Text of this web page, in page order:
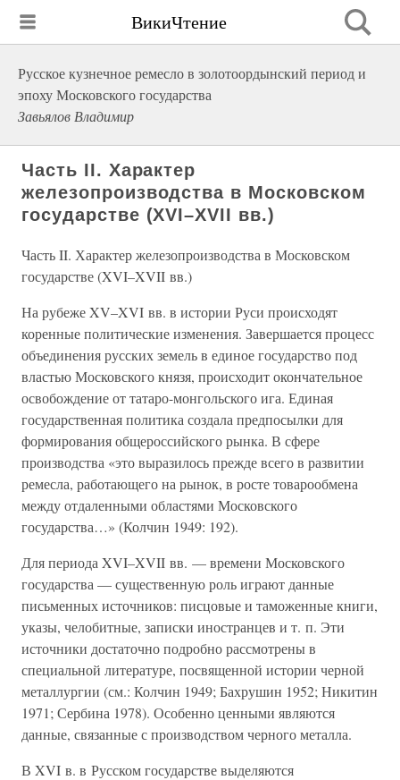
ВикиЧтение
Русское кузнечное ремесло в золотоордынский период и
эпоху Московского государства
Завьялов Владимир
Часть II. Характер
железопроизводства в Московском
государстве (XVI–XVII вв.)
Часть II. Характер железопроизводства в Московском
государстве (XVI–XVII вв.)
На рубеже XV–XVI вв. в истории Руси происходят
коренные политические изменения. Завершается процесс
объединения русских земель в единое государство под
властью Московского князя, происходит окончательное
освобождение от татаро-монгольского ига. Единая
государственная политика создала предпосылки для
формирования общероссийского рынка. В сфере
производства «это выразилось прежде всего в развитии
ремесла, работающего на рынок, в росте товарообмена
между отдаленными областями Московского
государства…» (Колчин 1949: 192).
Для периода XVI–XVII вв. — времени Московского
государства — существенную роль играют данные
письменных источников: писцовые и таможенные книги,
указы, челобитные, записки иностранцев и т. п. Эти
источники достаточно подробно рассмотрены в
специальной литературе, посвященной истории черной
металлургии (см.: Колчин 1949; Бахрушин 1952; Никитин
1971; Сербина 1978). Особенно ценными являются
данные, связанные с производством черного металла.
В XVI в. в Русском государстве выделяются